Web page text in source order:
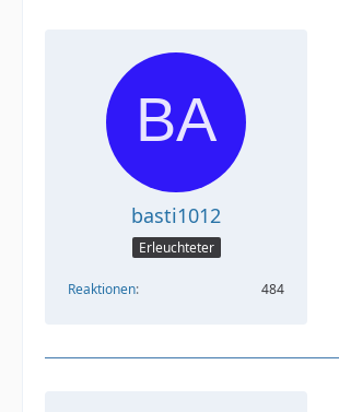
basti1012
Erleuchteter
Reaktionen 484